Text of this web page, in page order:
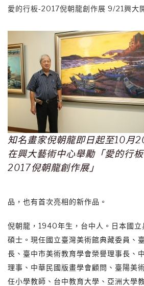
愛的行板-2017倪朝龍創作展 9/21興大
知名畫家倪朝龍即日起至10月
在興大藝術中心舉勵「愛的行
2017倪朝龍創作展」
品，也有首次亮相的新作品。
倪朝龍，1940年生，台中人。日本國立
碩士。現任國立臺灣美術館典藏委員、
長、臺中市美術教育學會榮譽理事長、
理事、中華民國版畫學會顧問、臺陽美
任小學教師、台中教育大學、亞洲大學